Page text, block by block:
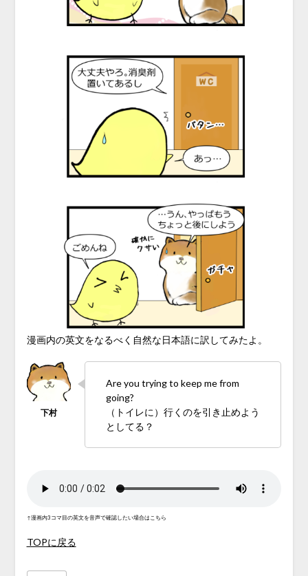
漫画内の英文をなるべく自然な日本語に訳してみたよ。
Are you trying to keep me from
going?
（トイレに）行くのを引き止めよう
としてる？
↑漫画内3コマ目の英文を音声で確認したい場合はこちら
TOPに戻る